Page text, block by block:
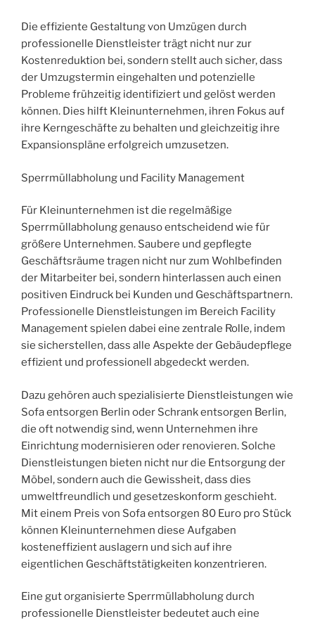
Die effiziente Gestaltung von Umzügen durch
professionelle Dienstleister trägt nicht nur zur
Kostenreduktion bei, sondern stellt auch sicher, dass
der Umzugstermin eingehalten und potenzielle
Probleme frühzeitig identifiziert und gelöst werden
können. Dies hilft Kleinunternehmen, ihren Fokus auf
ihre Kerngeschäfte zu behalten und gleichzeitig ihre
Expansionspläne erfolgreich umzusetzen.
Sperrmüllabholung und Facility Management
Für Kleinunternehmen ist die regelmäßige
Sperrmüllabholung genauso entscheidend wie für
größere Unternehmen. Saubere und gepflegte
Geschäftsräume tragen nicht nur zum Wohlbefinden
der Mitarbeiter bei, sondern hinterlassen auch einen
positiven Eindruck bei Kunden und Geschäftspartnern.
Professionelle Dienstleistungen im Bereich Facility
Management spielen dabei eine zentrale Rolle, indem
sie sicherstellen, dass alle Aspekte der Gebäudepflege
effizient und professionell abgedeckt werden.
Dazu gehören auch spezialisierte Dienstleistungen wie
Sofa entsorgen Berlin oder Schrank entsorgen Berlin,
die oft notwendig sind, wenn Unternehmen ihre
Einrichtung modernisieren oder renovieren. Solche
Dienstleistungen bieten nicht nur die Entsorgung der
Möbel, sondern auch die Gewissheit, dass dies
umweltfreundlich und gesetzeskonform geschieht.
Mit einem Preis von Sofa entsorgen 80 Euro pro Stück
können Kleinunternehmen diese Aufgaben
kosteneffizient auslagern und sich auf ihre
eigentlichen Geschäftstätigkeiten konzentrieren.
Eine gut organisierte Sperrmüllabholung durch
professionelle Dienstleister bedeutet auch eine